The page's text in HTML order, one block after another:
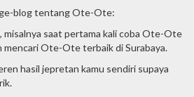
blog tentang Ote-Ote:
misalnya saat pertama kali coba Ote-Ote
mencari Ote-Ote terbaik di Surabaya.
hasil jepretan kamu sendiri supaya